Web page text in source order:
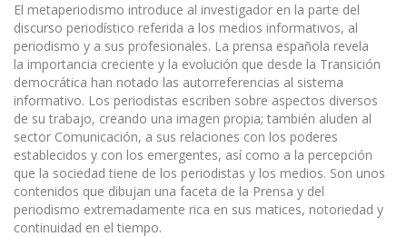
El metaperiodismo introduce al investigador en la parte del
discurso periodístico referida a los medios informativos, al
periodismo y a sus profesionales. La prensa española revela
la importancia creciente y la evolución que desde la Transición
democrática han notado las autorreferencias al sistema
informativo. Los periodistas escriben sobre aspectos diversos
de su trabajo, creando una imagen propia; también aluden al
sector Comunicación, a sus relaciones con los poderes
establecidos y con los emergentes, así como a la percepción
que la sociedad tiene de los periodistas y los medios. Son unos
contenidos que dibujan una faceta de la Prensa y del
periodismo extremadamente rica en sus matices, notoriedad y
continuidad en el tiempo.